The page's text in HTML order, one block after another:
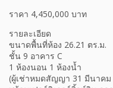
ราคา 4,450,000 บาท
รายละเอียด
ขนาดพื้นที่ห้อง 26.21 ตร.ม.
ชั้น 9 อาคาร C
1 ห้องนอน 1 ห้องน้ำ
(ผู้เช่าหมดสัญญา 31 มีนาคม